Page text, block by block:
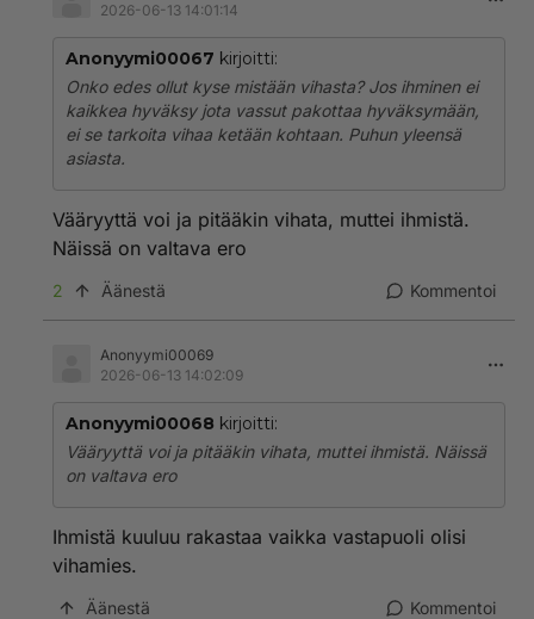
2026-06-13 14:01:14
Anonyymi00067 kirjoitti:
Onko edes ollut kyse mistään vihasta? Jos ihminen ei
kaikkea hyväksy jota vassut pakottaa hyväksymään,
ei se tarkoita vihaa ketään kohtaan. Puhun yleensä
asiasta.
Vääryyttä voi ja pitääkin vihata, muttei ihmistä.
Näissä on valtava ero
2 Äänestä Kommentoi
Anonyymi00069
2026-06-13 14:02:09
Anonyymi00068 kirjoitti:
Vääryyttä voi ja pitääkin vihata, muttei ihmistä. Näissä
on valtava ero
Ihmistä kuuluu rakastaa vaikka vastapuoli olisi
vihamies.
Äänestä Kommentoi